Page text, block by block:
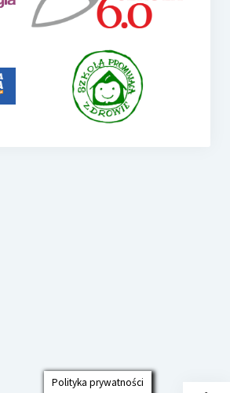
Polityka prywatności